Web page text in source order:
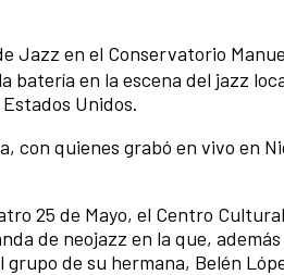
Jazz en el Conservatorio
batería en la escena del jazz
Unidos.
con quienes grabó en vivo en
25 de Mayo, el Centro
de neojazz en la que,
de su hermana, Belén